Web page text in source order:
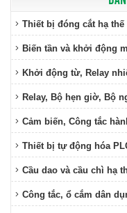
Thiết bị đóng cắt hạ
Biến tần và khởi động
Khởi động từ, Relay
Relay, Bộ hẹn giờ, Bộ
Cảm biến, Công tắc
Thiết bị tự động hóa
Cầu dao và cầu chì hạ
Công tắc, ổ cắm dân